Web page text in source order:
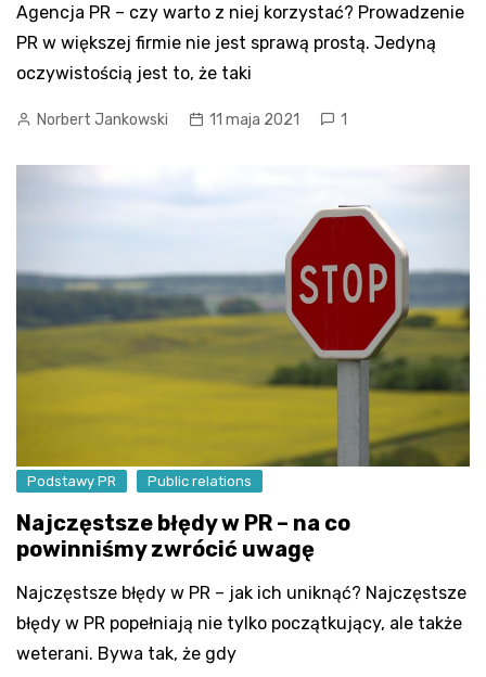
Agencja PR – czy warto z niej korzystać? Prowadzenie
PR w większej firmie nie jest sprawą prostą. Jedyną
oczywistością jest to, że taki
Norbert Jankowski 11 maja 2021 1
Podstawy PR Public relations
Najczęstsze błędy w PR – na co
powinniśmy zwrócić uwagę
Najczęstsze błędy w PR – jak ich uniknąć? Najczęstsze
błędy w PR popełniają nie tylko początkujący, ale także
weterani. Bywa tak, że gdy